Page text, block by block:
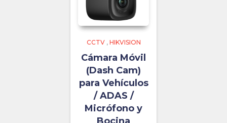
CCTV, HIKVISION
Cámara Móvil
(Dash Cam)
para Vehículos
/ ADAS /
Micrófono y